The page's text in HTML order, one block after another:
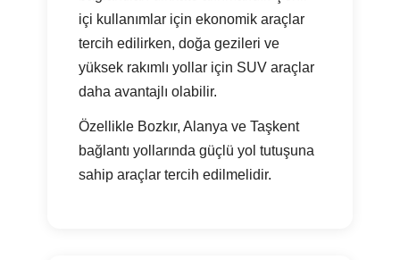
içi kullanımlar için ekonomik araçlar
tercih edilirken, doğa gezileri ve
yüksek rakımlı yollar için SUV araçlar
daha avantajlı olabilir.
Özellikle Bozkır, Alanya ve Taşkent
bağlantı yollarında güçlü yol tutuşuna
sahip araçlar tercih edilmelidir.